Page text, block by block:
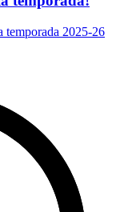
temporada 2025-26